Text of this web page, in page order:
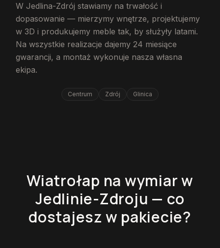
W Jedlina-Zdrój stawiamy na trwałość i
dopasowanie — mierzymy wnętrze, projektujemy
w 3D i produkujemy meble tak, by służyły latami.
Na wszystkie realizacje dajemy 24 miesiące
gwarancji, a montaż wykonuje nasza własna
ekipa.
Centrum Zdrój Glinica
Wiatrołap na wymiar w
Jedlinie-Zdroju — co
dostajesz w pakiecie?